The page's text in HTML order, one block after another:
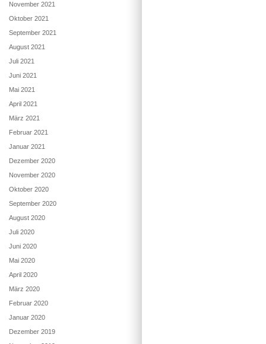
November 2021
Oktober 2021
September 2021
August 2021
Juli 2021
Juni 2021
Mai 2021
April 2021
März 2021
Februar 2021
Januar 2021
Dezember 2020
November 2020
Oktober 2020
September 2020
August 2020
Juli 2020
Juni 2020
Mai 2020
April 2020
März 2020
Februar 2020
Januar 2020
Dezember 2019